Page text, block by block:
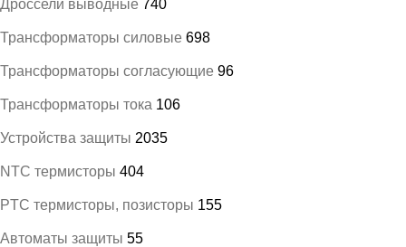
Дроссели выводные 740
Трансформаторы силовые 698
Трансформаторы согласующие 96
Трансформаторы тока 106
Устройства защиты 2035
NTC термисторы 404
PTC термисторы, позисторы 155
Автоматы защиты 55